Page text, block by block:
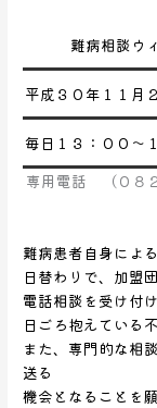
難病相談ウ
平成３０年１１月
毎日１３：００～
専用電話 （０８２
２５２
２５２
難病患者自身によ
日替わりで、加盟
電話相談を受け付
日ごろ抱えている
また、専門的な相
送る
機会となることを
あ